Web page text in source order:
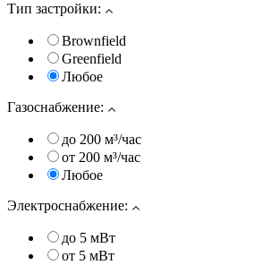
Тип застройки:
Brownfield
Greenfield
Любое
Газоснабжение:
до 200 м³/час
от 200 м³/час
Любое
Электроснабжение:
до 5 мВт
от 5 мВт